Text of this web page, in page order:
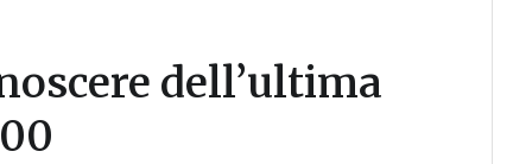
dell’ultima